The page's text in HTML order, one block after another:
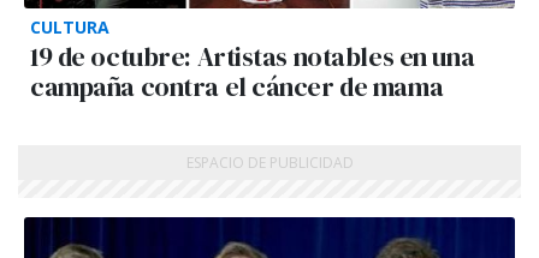
CULTURA
19 de octubre: Artistas notables en una
campaña contra el cáncer de mama